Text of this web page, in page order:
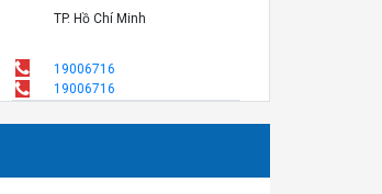
TP. Hồ Chí Minh
19006716
19006716